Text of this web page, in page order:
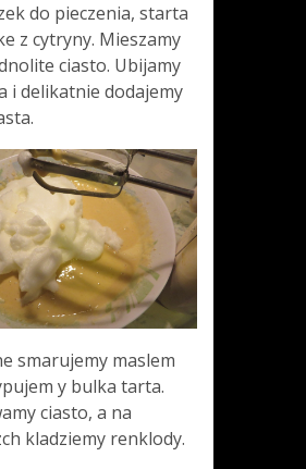
do pieczenia, starta
z cytryny. Mieszamy
ciasto. Ubijamy
i delikatnie dodajemy
smarujemy maslem
y bulka tarta.
ciasto, a na
kladziemy renklody.